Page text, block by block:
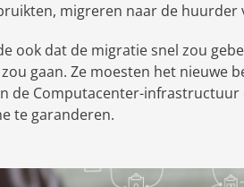
migreren naar de huurder
ook dat de migratie snel zou
gaan. Ze moesten het nieuwe
de Computacenter-infrastructuur
te garanderen.